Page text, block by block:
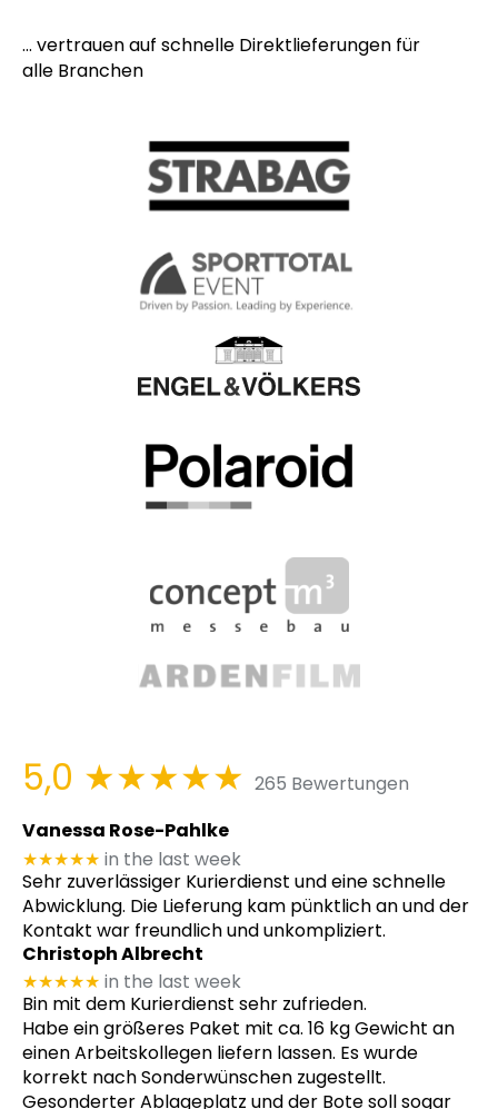
... vertrauen auf schnelle Direktlieferungen für
alle Branchen
5,0 ★★★★★ 265 Bewertungen
Vanessa Rose-Pahlke
★★★★★ in the last week
Sehr zuverlässiger Kurierdienst und eine schnelle
Abwicklung. Die Lieferung kam pünktlich an und der
Kontakt war freundlich und unkompliziert.
Christoph Albrecht
★★★★★ in the last week
Bin mit dem Kurierdienst sehr zufrieden.
Habe ein größeres Paket mit ca. 16 kg Gewicht an
einen Arbeitskollegen liefern lassen. Es wurde
korrekt nach Sonderwünschen zugestellt.
Gesonderter Ablageplatz und der Bote soll sogar